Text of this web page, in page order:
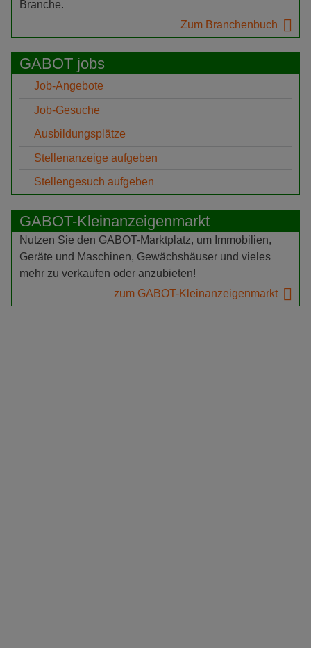
Branche.
Zum Branchenbuch
GABOT jobs
Job-Angebote
Job-Gesuche
Ausbildungsplätze
Stellenanzeige aufgeben
Stellengesuch aufgeben
GABOT-Kleinanzeigenmarkt
Nutzen Sie den GABOT-Marktplatz, um Immobilien,
Geräte und Maschinen, Gewächshäuser und vieles
mehr zu verkaufen oder anzubieten!
zum GABOT-Kleinanzeigenmarkt